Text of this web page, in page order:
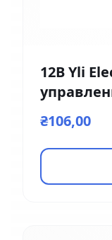
12В Yli
₴106,00